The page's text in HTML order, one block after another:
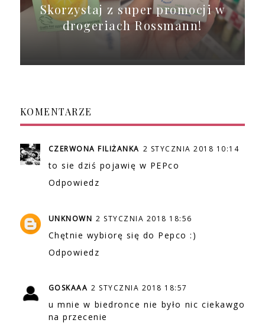
Skorzystaj z super promocji w
drogeriach Rossmann!
KOMENTARZE
CZERWONA FILIŻANKA 2 STYCZNIA 2018 10:14
to sie dziś pojawię w PEPco
Odpowiedz
UNKNOWN 2 STYCZNIA 2018 18:56
Chętnie wybiorę się do Pepco :)
Odpowiedz
GOSKAAA 2 STYCZNIA 2018 18:57
u mnie w biedronce nie było nic ciekawgo
na przecenie